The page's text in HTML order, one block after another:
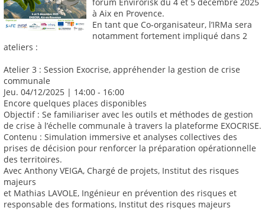
à Aix en Provence.
En tant que Co-organisateur, l’IRMa sera
notamment fortement impliqué dans 2
ateliers :
Atelier 3 : Session Exocrise, appréhender la gestion de crise
communale
Jeu. 04/12/2025 | 14:00 - 16:00
Encore quelques places disponibles
Objectif : Se familiariser avec les outils et méthodes de gestion
de crise à l’échelle communale à travers la plateforme EXOCRISE.
Contenu : Simulation immersive et analyses collectives des
prises de décision pour renforcer la préparation opérationnelle
des territoires.
Avec Anthony VEIGA, Chargé de projets, Institut des risques
majeurs
et Mathias LAVOLE, Ingénieur en prévention des risques et
responsable des formations, Institut des risques majeurs